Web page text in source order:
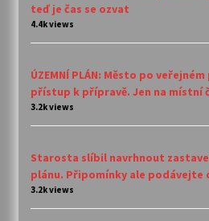
teď je čas se ozvat
4.4k views
ÚZEMNÍ PLÁN: Město po
přístup k přípravě. Jen na místní
3.2k views
Starosta slíbil navrhnout
plánu. Připomínky ale podávejte
3.2k views